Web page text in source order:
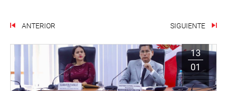
ANTERIOR SIGUIENTE
13
01